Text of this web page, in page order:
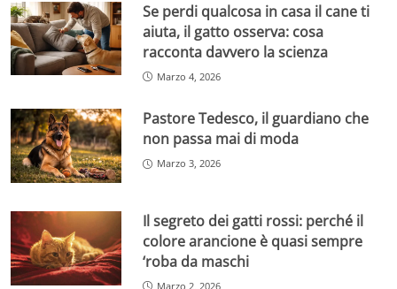
Se perdi qualcosa in casa il cane ti
aiuta, il gatto osserva: cosa
racconta davvero la scienza
Marzo 4, 2026
Pastore Tedesco, il guardiano che
non passa mai di moda
Marzo 3, 2026
Il segreto dei gatti rossi: perché il
colore arancione è quasi sempre
‘roba da maschi
Marzo 2, 2026